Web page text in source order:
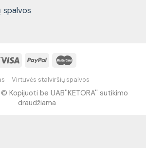
spalvos
Virtuvės stalviršių spalvos
Kopijuoti be UAB''KETORA'' sutikimo
draudžiama